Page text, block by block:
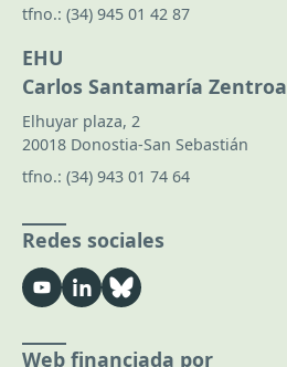
tfno.: (34) 945 01 42 87
EHU
Carlos Santamaría Zentroa
Elhuyar plaza, 2
20018 Donostia-San Sebastián
tfno.: (34) 943 01 74 64
Redes sociales
Web financiada por